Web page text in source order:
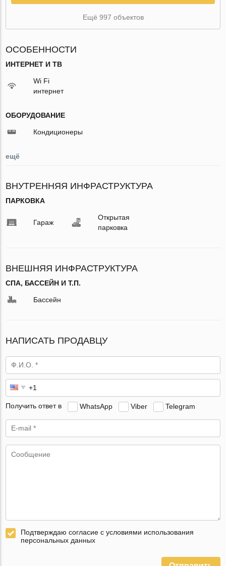
Ещё 997 объектов
ОСОБЕННОСТИ
ИНТЕРНЕТ И ТВ
Wi Fi
интернет
ОБОРУДОВАНИЕ
Кондиционеры
ещё
ВНУТРЕННЯЯ ИНФРАСТРУКТУРА
ПАРКОВКА
Гараж
Открытая
парковка
ВНЕШНЯЯ ИНФРАСТРУКТУРА
СПА, БАССЕЙН И Т.П.
Бассейн
НАПИСАТЬ ПРОДАВЦУ
Получить ответ в WhatsApp Viber Telegram
Подтверждаю согласие с условиями использования
персональных данных